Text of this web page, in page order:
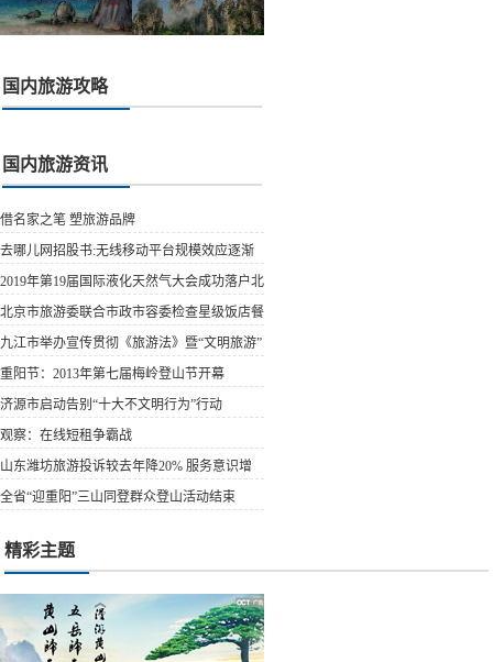
国内旅游攻略
国内旅游资讯
借名家之笔 塑旅游品牌
去哪儿网招股书:无线移动平台规模效应逐渐
显露
2019年第19届国际液化天然气大会成功落户北
京
北京市旅游委联合市政市容委检查星级饭店餐
饮场所燃气...
九江市举办宣传贯彻《旅游法》暨“文明旅游”
宣传活动
重阳节：2013年第七届梅岭登山节开幕
济源市启动告别“十大不文明行为”行动
观察：在线短租争霸战
山东潍坊旅游投诉较去年降20% 服务意识增
强
全省“迎重阳”三山同登群众登山活动结束
精彩主题